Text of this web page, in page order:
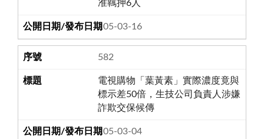
准羈押6人
105-03-16
582
電視購物「葉黃素」實際濃度竟與
標示差50倍，生技公司負責人涉嫌
詐欺交保候傳
105-03-04